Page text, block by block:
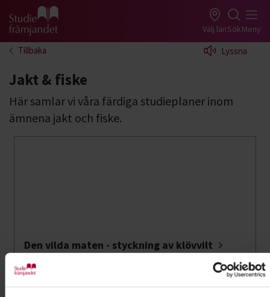
Gå till studiefrämjandets startsida Välj länSökMeny
Tillbaka Lyssna
Jakt & fiske
Här samlar vi våra färdiga studieplaner inom
ämnena jakt och fiske.
Den vilda maten - styckning av klövvilt